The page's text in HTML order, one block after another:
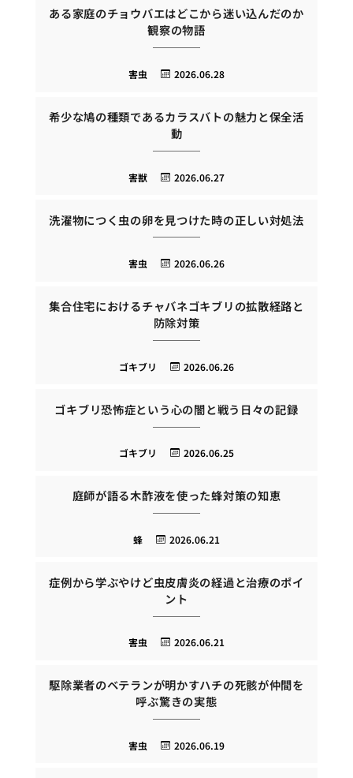
ある家庭のチョウバエはどこから迷い込んだのか
観察の物語
2026.06.28
害虫
希少な鳩の種類であるカラスバトの魅力と保全活
動
2026.06.27
害獣
洗濯物につく虫の卵を見つけた時の正しい対処法
2026.06.26
害虫
集合住宅におけるチャバネゴキブリの拡散経路と
防除対策
2026.06.26
ゴキブリ
ゴキブリ恐怖症という心の闇と戦う日々の記録
2026.06.25
ゴキブリ
庭師が語る木酢液を使った蜂対策の知恵
2026.06.21
蜂
症例から学ぶやけど虫皮膚炎の経過と治療のポイ
ント
2026.06.21
害虫
駆除業者のベテランが明かすハチの死骸が仲間を
呼ぶ驚きの実態
2026.06.19
害虫